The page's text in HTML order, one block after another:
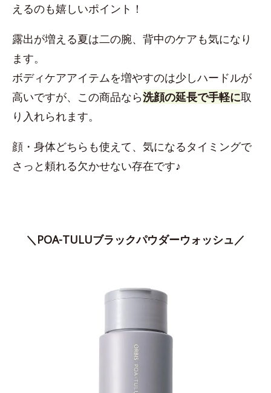
えるのも嬉しいポイント！
露出が増える夏は二の腕、背中のケアも気になり
ます。
ボディケアアイテムを増やすのは少しハードルが
高いですが、この商品なら洗顔の延長で手軽に取
り入れられます。
顔・身体どちらも使えて、気になるタイミングで
さっと頼れる欠かせない存在です♪
＼POA-TULUブラックパウダーウォッシュ／